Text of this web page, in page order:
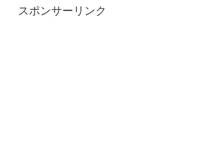
スポンサーリンク